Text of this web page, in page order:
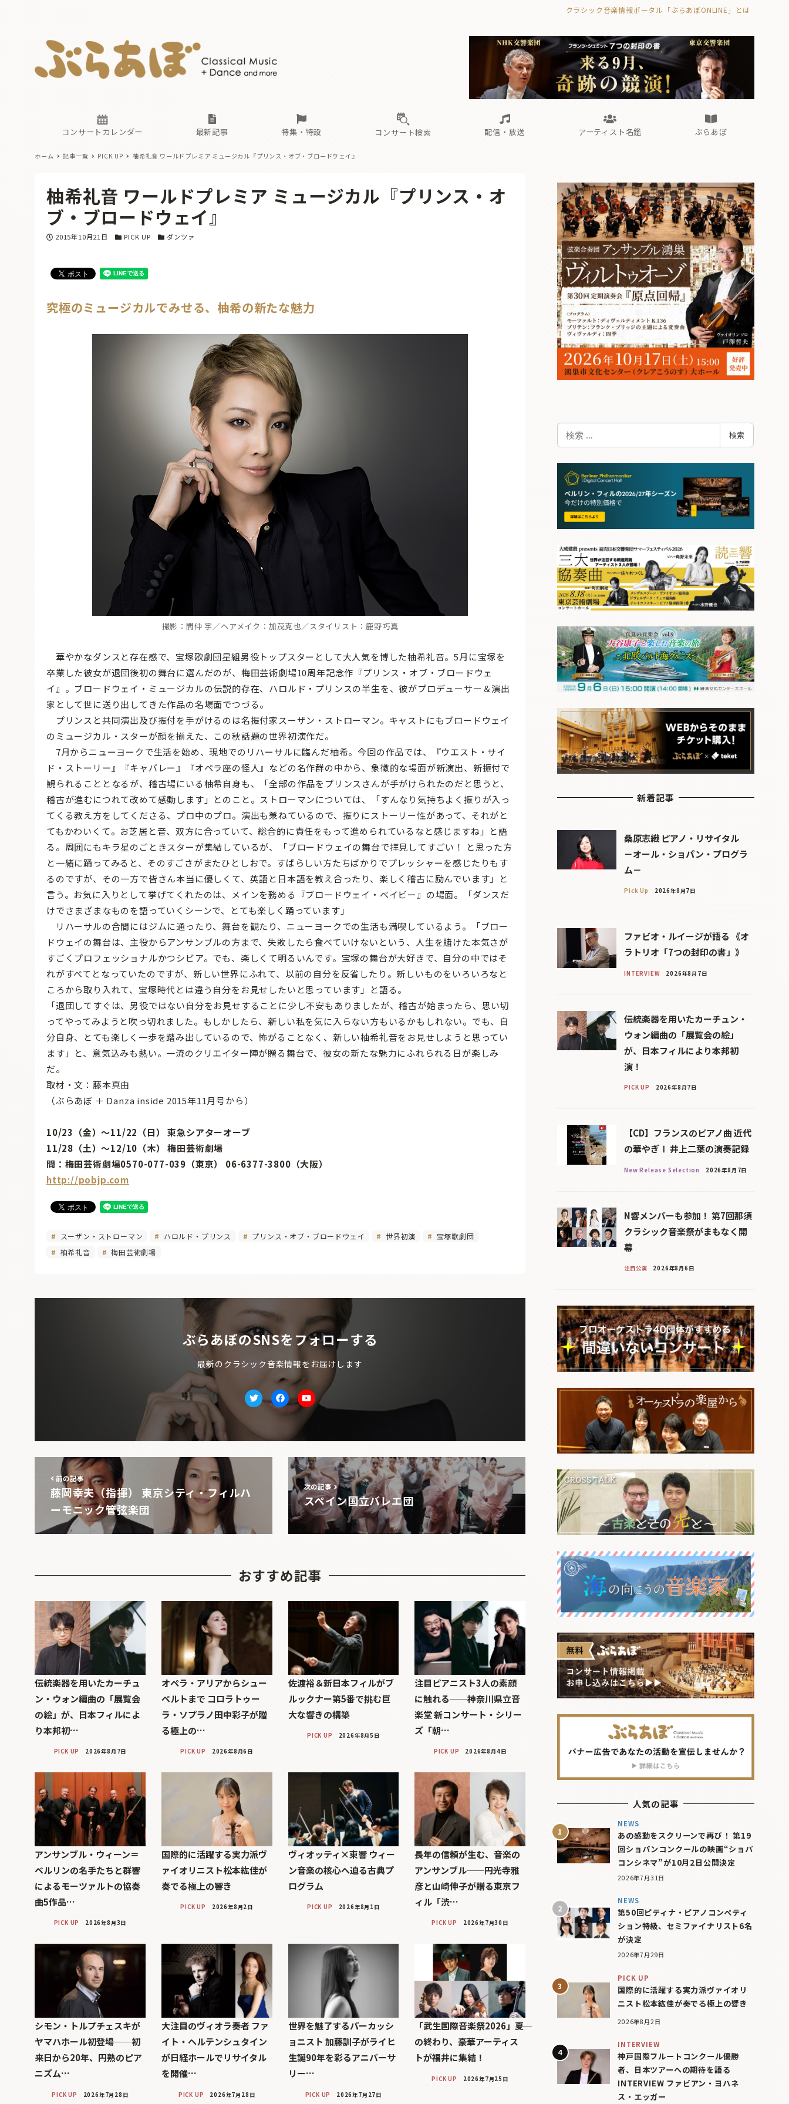
クラシック音楽情報ポータル「ぶらあぼONLINE」とは
コンサートカレンダー 最新記事
古楽とその先と オーケストラの楽屋から 海の向こうの音楽家 Aからの眺望 ぶらあぼブラス！
フォルテピアノ・オデッセイ
特集・特設
現場のプロが推す！間違いないオーケストラコンサート
過去の特集
コンサート検索 配信・放送
無料ライブ配信スケジュール 有料ライブ配信スケジュール
アーティスト名鑑
か た な は や わ
ぶらあぼ
古楽とその先と Aからの眺望 ぶらあぼブラス！
フォルテピアノ・オデッセイ
無料ライブ配信スケジュール
あ か さ
ホーム 記事一覧 PICK UP 柚希礼音 ワールドプレミア ミュージカル『プリンス・オブ・ブロードウェイ』
柚希礼音 ワールドプレミア ミュージカル『プリンス・オ
ブ・ブロードウェイ』
投稿日
2015年10月21日 カテゴリー
PICK UP カテゴリー
ダンツァ
究極のミュージカルでみせる、柚希の新たな魅力
撮影：間仲 宇／ヘアメイク：加茂克也／スタイリスト：鹿野巧真
華やかなダンスと存在感で、宝塚歌劇団星組男役トップスターとして大人気を博した柚希礼音。5月に宝塚を
卒業した彼女が退団後初の舞台に選んだのが、梅田芸術劇場10周年記念作『プリンス・オブ・ブロードウェ
イ』。ブロードウェイ・ミュージカルの伝説的存在、ハロルド・プリンスの半生を、彼がプロデューサー＆演出
家として世に送り出してきた作品の名場面でつづる。
プリンスと共同演出及び振付を手がけるのは名振付家スーザン・ストローマン。キャストにもブロードウェイ
のミュージカル・スターが顔を揃えた、この秋話題の世界初演作だ。
7月からニューヨークで生活を始め、現地でのリハーサルに臨んだ柚希。今回の作品では、『ウエスト・サイ
ド・ストーリー』『キャバレー』『オペラ座の怪人』などの名作群の中から、象徴的な場面が新演出、新振付で
観られることとなるが、稽古場にいる柚希自身も、「全部の作品をプリンスさんが手がけられたのだと思うと、
稽古が進むにつれて改めて感動します」とのこと。ストローマンについては、「すんなり気持ちよく振りが入っ
てくる教え方をしてくださる、プロ中のプロ。演出も兼ねているので、振りにストーリー性があって、それがと
てもかわいくて。お芝居と音、双方に合っていて、総合的に責任をもって進められているなと感じますね」と語
る。周囲にもキラ星のごときスターが集結しているが、「ブロードウェイの舞台で拝見してすごい！ と思った方
と一緒に踊ってみると、そのすごさがまたひとしおで。すばらしい方たちばかりでプレッシャーを感じたりもす
るのですが、その一方で皆さん本当に優しくて、英語と日本語を教え合ったり、楽しく稽古に励んでいます」と
言う。お気に入りとして挙げてくれたのは、メインを務める『ブロードウェイ・ベイビー』の場面。「ダンスだ
けでさまざまなものを語っていくシーンで、とても楽しく踊っています」
リハーサルの合間にはジムに通ったり、舞台を観たり、ニューヨークでの生活も満喫しているよう。「ブロー
ドウェイの舞台は、主役からアンサンブルの方まで、失敗したら食べていけないという、人生を賭けた本気さが
すごくプロフェッショナルかつシビア。でも、楽しくて明るいんです。宝塚の舞台が大好きで、自分の中ではそ
れがすべてとなっていたのですが、新しい世界にふれて、以前の自分を反省したり。新しいものをいろいろなと
ころから取り入れて、宝塚時代とは違う自分をお見せしたいと思っています」と語る。
「退団してすぐは、男役ではない自分をお見せすることに少し不安もありましたが、稽古が始まったら、思い切
ってやってみようと吹っ切れました。もしかしたら、新しい私を気に入らない方もいるかもしれない。でも、自
分自身、とても楽しく一歩を踏み出しているので、怖がることなく、新しい柚希礼音をお見せしようと思ってい
ます」と、意気込みも熱い。一流のクリエイター陣が贈る舞台で、彼女の新たな魅力にふれられる日が楽しみ
だ。
取材・文：藤本真由
（ぶらあぼ ＋ Danza inside 2015年11月号から）
10/23（金）〜11/22（日） 東急シアターオーブ
11/28（土）〜12/10（木） 梅田芸術劇場
問：梅田芸術劇場0570-077-039（東京） 06-6377-3800（大阪）
http://pobjp.com
スーザン・ストローマン ハロルド・プリンス プリンス・オブ・ブロードウェイ 世界初演
宝塚歌劇団
柚希礼音
梅田芸術劇場
ぶらあぼのSNSをフォローする
最新のクラシック音楽情報をお届けします
TwitterfacebookYoutube
前の記事
藤岡幸夫（指揮） 東京シティ・フィルハ
ーモニック管弦楽団
次の記事
スペイン国立バレエ団
おすすめ記事
伝統楽器を用いたカーチュ
ン・ウォン編曲の「展覧会
の絵」が、日本フィルによ
り本邦初…
PICK UP 2026年8月7日
オペラ・アリアからシュー
ベルトまで コロラトゥー
ラ・ソプラノ田中彩子が贈
る極上の…
PICK UP 2026年8月6日
佐渡裕＆新日本フィルがブ
ルックナー第5番で挑む巨
大な響きの構築
PICK UP 2026年8月5日
注目ピアニスト3人の素顔
に触れる──神奈川県立音
楽堂 新コンサート・シリー
ズ「朝…
PICK UP 2026年8月4日
アンサンブル・ウィーン＝
ベルリンの名手たちと群響
によるモーツァルトの協奏
曲5作品…
PICK UP 2026年8月3日
国際的に活躍する実力派ヴ
ァイオリニスト松本紘佳が
奏でる極上の響き
PICK UP 2026年8月2日
ヴィオッティ×東響 ウィー
ン音楽の核心へ迫る古典プ
ログラム
PICK UP 2026年8月1日
長年の信頼が生む、音楽の
アンサンブル──円光寺雅
彦と山崎伸子が贈る東京フ
ィル「渋…
PICK UP 2026年7月30日
シモン・トルプチェスキが
ヤマハホール初登場──初
来日から20年、円熟のピア
ニズム…
PICK UP 2026年7月28日
大注目のヴィオラ奏者 ファ
イト・ヘルテンシュタイン
が日経ホールでリサイタル
を開催…
PICK UP 2026年7月28日
世界を魅了するパーカッシ
ョニスト 加藤訓子がライヒ
生誕90年を彩るアニバーサ
リー…
PICK UP 2026年7月27日
「武生国際音楽祭2026」――夏
の終わり、豪華アーティス
トが福井に集結！
PICK UP 2026年7月25日
検
索
検索
新着記事
桑原志織 ピアノ・リサイタル
－オール・ショパン・プログラ
ム－
Pick Up 2026年8月7日
ファビオ・ルイージが語る 《オ
ラトリオ「7つの封印の書」》
INTERVIEW 2026年8月7日
伝統楽器を用いたカーチュン・
ウォン編曲の「展覧会の絵」
が、日本フィルにより本邦初
演！
PICK UP 2026年8月7日
【CD】フランスのピアノ曲 近代
の華やぎⅠ 井上二葉の演奏記録
New Release Selection 2026年8月7日
N響メンバーも参加！ 第7回那須
クラシック音楽祭がまもなく開
幕
注目公演 2026年8月6日
人気の記事
NEWS
あの感動をスクリーンで再び！ 第19
回ショパンコンクールの映画“ショパ
コンシネマ”が10月2日公開決定
2026年7月31日
NEWS
第50回ピティナ・ピアノコンペティ
ション特級、セミファイナリスト6名
が決定
2026年7月29日
PICK UP
国際的に活躍する実力派ヴァイオリ
ニスト松本紘佳が奏でる極上の響き
2026年8月2日
INTERVIEW
神戸国際フルートコンクール優勝
者、日本ツアーへの期待を語る
INTERVIEW ファビアン・ヨハネ
ス・エッガー